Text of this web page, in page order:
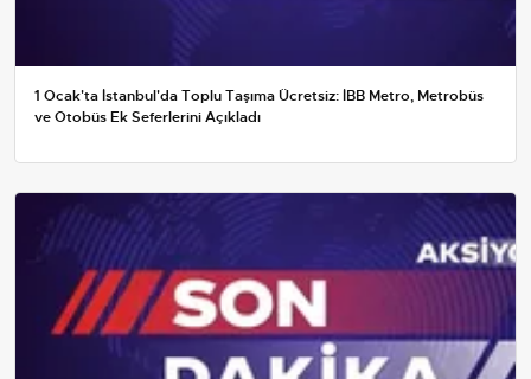
1 Ocak'ta İstanbul'da Toplu Taşıma Ücretsiz: İBB Metro, Metrobüs
ve Otobüs Ek Seferlerini Açıkladı